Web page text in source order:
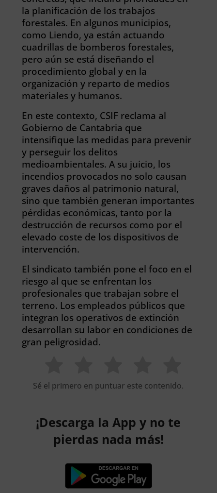
la planificación de los trabajos
forestales. En algunos municipios,
como Liendo, ya están actuando
cuadrillas de bomberos forestales,
pero aún se está diseñando el
procedimiento global y en la
organización y reparto de medios
materiales y humanos.
En este contexto, CSIF reclama al
Gobierno de Cantabria que
intensifique las medidas para prevenir
y perseguir los delitos
medioambientales. A su juicio, los
incendios provocados no solo causan
graves daños al patrimonio natural,
sino que también generan importantes
pérdidas económicas, tanto por la
destrucción de recursos como por el
elevado coste de los dispositivos de
intervención.
El sindicato también pone el foco en el
riesgo al que se enfrentan los
profesionales que trabajan sobre el
terreno. Los empleados públicos que
integran los operativos de extinción
desarrollan su labor en condiciones de
gran peligrosidad.
Sé el primero en puntuar este contenido.
¡Descarga la App y no te
pierdas nada más!